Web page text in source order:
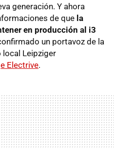
generación. Y ahora
de que la
en producción al i3
un portavoz de la
local Leipziger
Electrive.